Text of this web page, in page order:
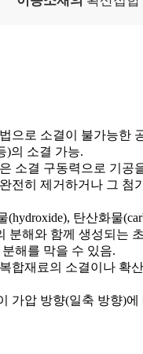
으로 소결이 불가능한
)의 소결 가능.
소결 구동력으로 기공
전히 제거하거나 그 첨
탄산화물
분해와 함께 생성되는
해를 막을 수 있음.
합재료의 소결이나 확
가압 방향(일축 방향)에